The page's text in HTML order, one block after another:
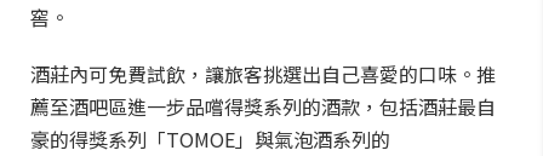
窖。
酒莊內可免費試飲，讓旅客挑選出自己喜愛的口味。推
薦至酒吧區進一步品嚐得獎系列的酒款，包括酒莊最自
豪的得獎系列「TOMOE」與氣泡酒系列的